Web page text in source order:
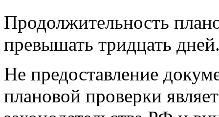
Продолжительность
превышать тридцать
Не предоставление
плановой проверки